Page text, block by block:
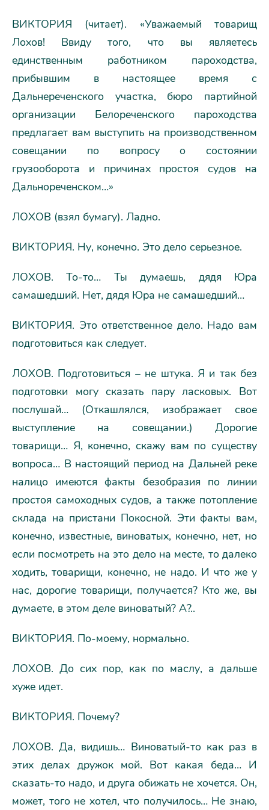
ВИКТОРИЯ (читает). «Уважаемый товарищ
Лохов! Ввиду того, что вы являетесь
единственным работником пароходства,
прибывшим в настоящее время с
Дальнереченского участка, бюро партийной
организации Белореченского пароходства
предлагает вам выступить на производственном
совещании по вопросу о состоянии
грузооборота и причинах простоя судов на
Дальнореченском…»
ЛОХОВ (взял бумагу). Ладно.
ВИКТОРИЯ. Ну, конечно. Это дело серьезное.
ЛОХОВ. То-то… Ты думаешь, дядя Юра
самашедший. Нет, дядя Юра не самашедший…
ВИКТОРИЯ. Это ответственное дело. Надо вам
подготовиться как следует.
ЛОХОВ. Подготовиться – не штука. Я и так без
подготовки могу сказать пару ласковых. Вот
послушай… (Откашлялся, изображает свое
выступление на совещании.) Дорогие
товарищи… Я, конечно, скажу вам по существу
вопроса… В настоящий период на Дальней реке
налицо имеются факты безобразия по линии
простоя самоходных судов, а также потопление
склада на пристани Покосной. Эти факты вам,
конечно, известные, виноватых, конечно, нет, но
если посмотреть на это дело на месте, то далеко
ходить, товарищи, конечно, не надо. И что же у
нас, дорогие товарищи, получается? Кто же, вы
думаете, в этом деле виноватый? А?..
ВИКТОРИЯ. По-моему, нормально.
ЛОХОВ. До сих пор, как по маслу, а дальше
хуже идет.
ВИКТОРИЯ. Почему?
ЛОХОВ. Да, видишь… Виноватый-то как раз в
этих делах дружок мой. Вот какая беда… И
сказать-то надо, и друга обижать не хочется. Он,
может, того не хотел, что получилось… Не знаю,